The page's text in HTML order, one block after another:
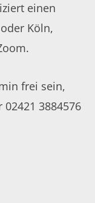
einen
Köln,
frei sein,
3884576